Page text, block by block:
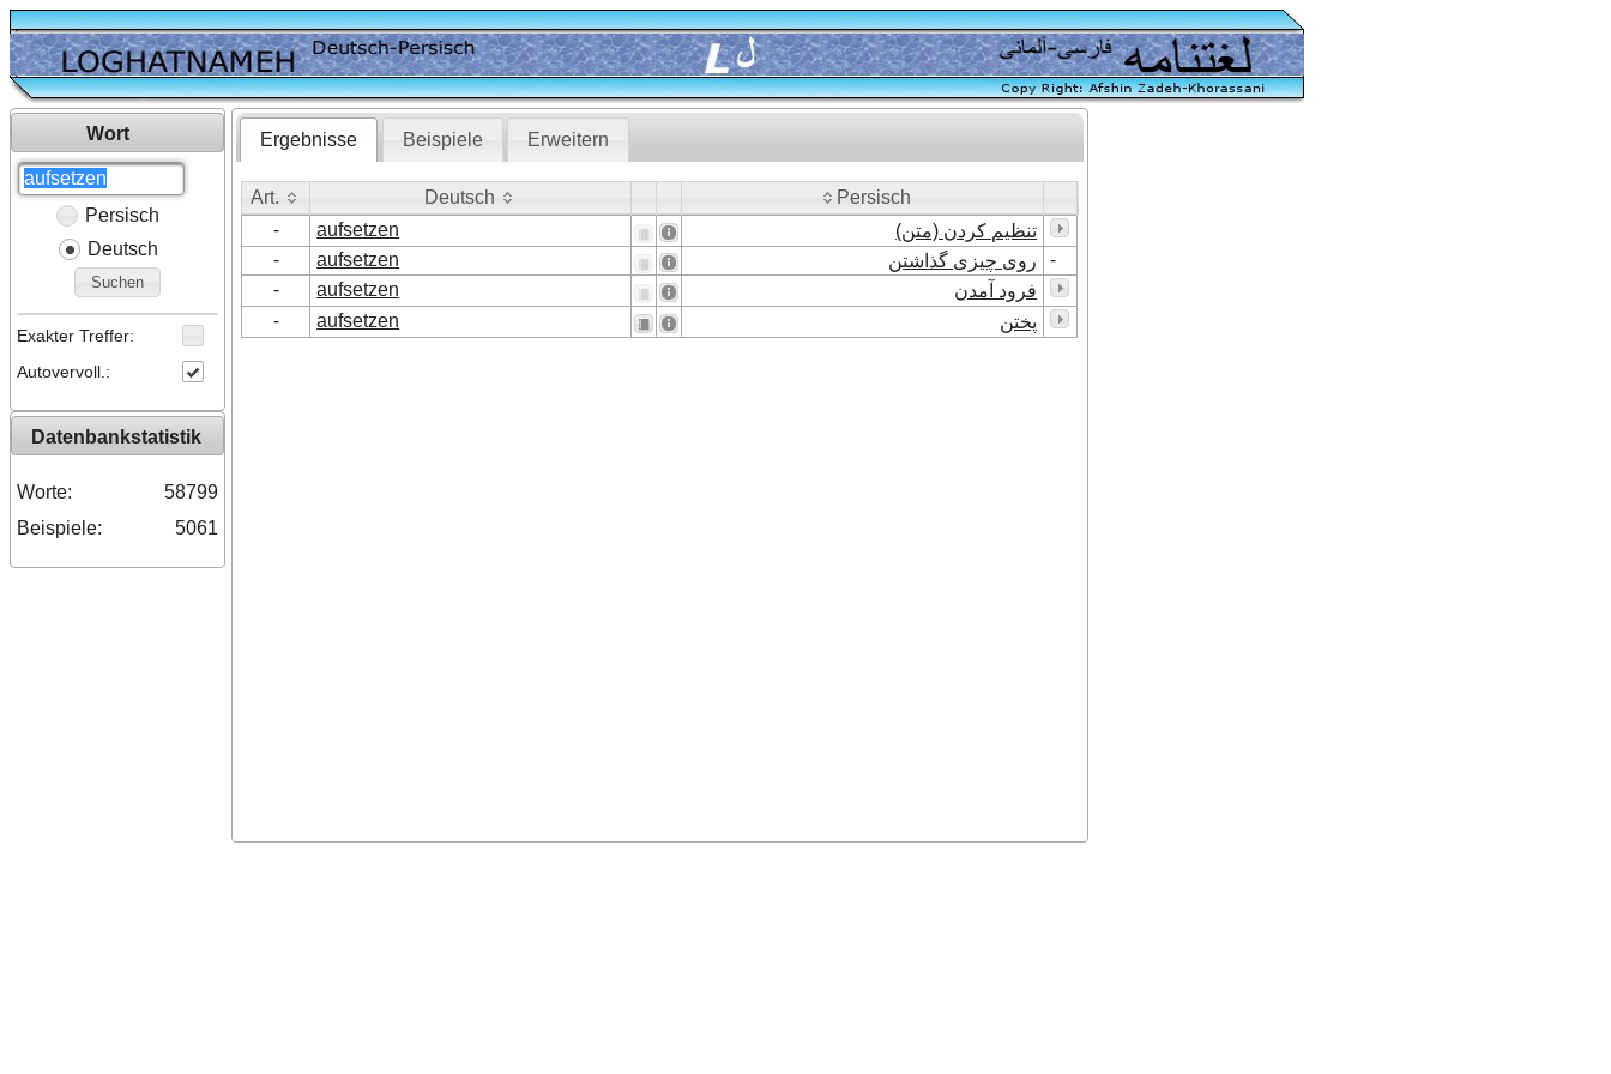
Wort
Persisch
Deutsch
Suchen
Exakter Treffer:
Autovervoll.:
Datenbankstatistik
Worte:
58799
Beispiele:
5061
Ergebnisse Beispiele Erweitern
Art. Deutsch
Persisch
Persisch
- aufsetzen
تنظیم کردن (متن)
-
aufsetzen روی چیزی گذاشتن
-
-
aufsetzen
فرود آمدن
-
aufsetzen پختن